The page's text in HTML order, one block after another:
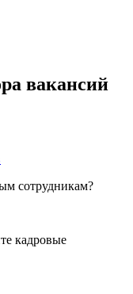
вакансий
сотрудникам?
кадровые